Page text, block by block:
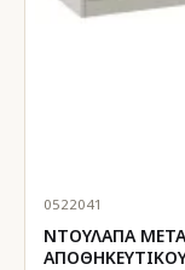
0522041
ΝΤΟΥΛΑΠΑ